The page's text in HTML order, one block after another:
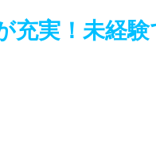
充実！未経